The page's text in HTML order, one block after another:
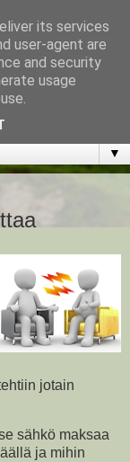
muuttaa
▼
jotain
sähkö maksaa
ja mihin
its services
user-agent are
and security
usage